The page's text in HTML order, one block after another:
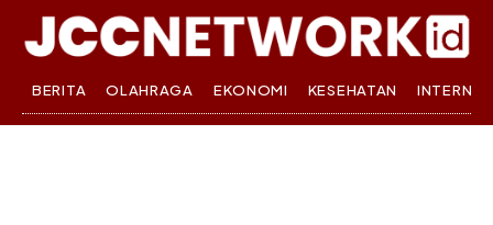
BERITA OLAHRAGA EKONOMI KESEHATAN